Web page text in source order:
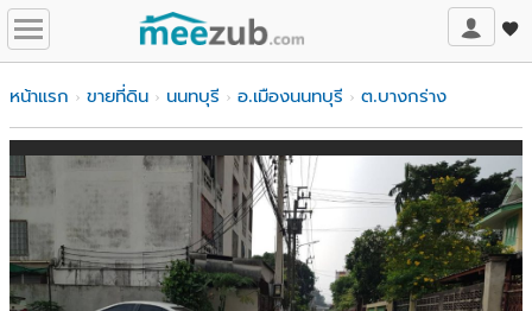
หน้าแรก ขายที่ดิน นนทบุรี อ.เมืองนนทบุรี ต.บางกร่าง